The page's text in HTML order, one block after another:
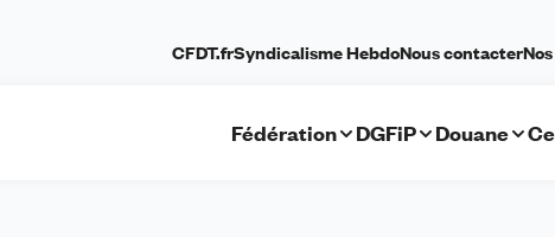
CFDT.frSyndicalisme HebdoNous contacter
Fédération DGFiP Douane